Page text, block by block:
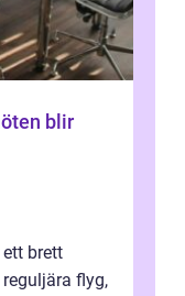
blir
brett
flyg,